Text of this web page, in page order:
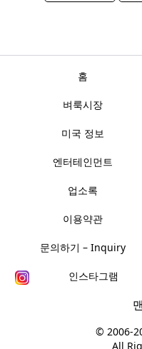
홈
벼룩시장
미국 정보
엔터테인먼트
업소록
이용약관
문의하기 – Inquiry
인스타그램
© 2006-
All